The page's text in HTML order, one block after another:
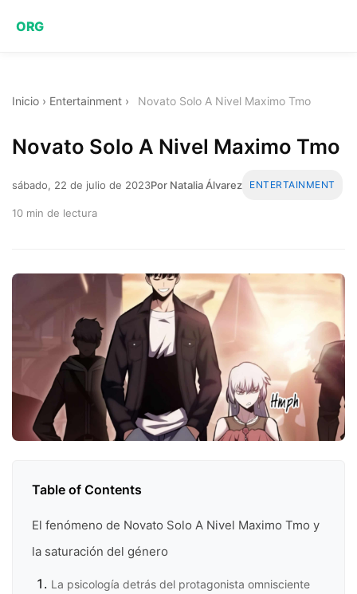
ORG
Inicio › Entertainment › Novato Solo A Nivel Maximo Tmo
Novato Solo A Nivel Maximo Tmo
sábado, 22 de julio de 2023Por Natalia Álvarez ENTERTAINMENT
10 min de lectura
Table of Contents
El fenómeno de Novato Solo A Nivel Maximo Tmo y
la saturación del género
La psicología detrás del protagonista omnisciente